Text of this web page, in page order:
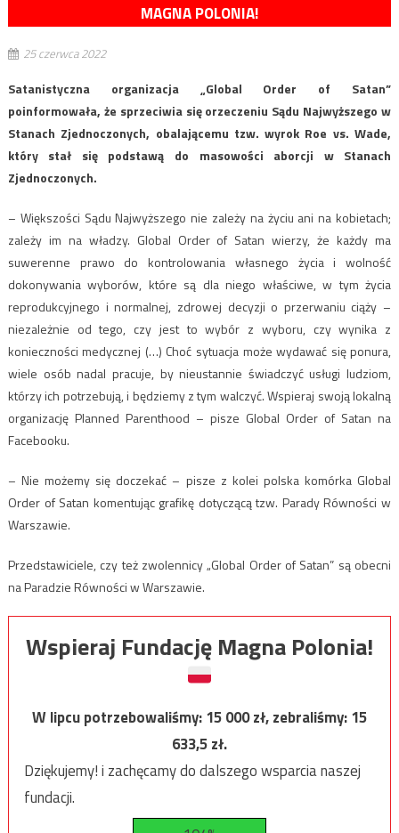
MAGNA POLONIA!
25 czerwca 2022
Satanistyczna organizacja „Global Order of Satan”
poinformowała, że sprzeciwia się orzeczeniu Sądu Najwyższego w
Stanach Zjednoczonych, obalającemu tzw. wyrok Roe vs. Wade,
który stał się podstawą do masowości aborcji w Stanach
Zjednoczonych.
– Większości Sądu Najwyższego nie zależy na życiu ani na kobietach;
zależy im na władzy. Global Order of Satan wierzy, że każdy ma
suwerenne prawo do kontrolowania własnego życia i wolność
dokonywania wyborów, które są dla niego właściwe, w tym życia
reprodukcyjnego i normalnej, zdrowej decyzji o przerwaniu ciąży –
niezależnie od tego, czy jest to wybór z wyboru, czy wynika z
konieczności medycznej (…) Choć sytuacja może wydawać się ponura,
wiele osób nadal pracuje, by nieustannie świadczyć usługi ludziom,
którzy ich potrzebują, i będziemy z tym walczyć. Wspieraj swoją lokalną
organizację Planned Parenthood – pisze Global Order of Satan na
Facebooku.
– Nie możemy się doczekać – pisze z kolei polska komórka Global
Order of Satan komentując grafikę dotyczącą tzw. Parady Równości w
Warszawie.
Przedstawiciele, czy też zwolennicy „Global Order of Satan” są obecni
na Paradzie Równości w Warszawie.
Wspieraj Fundację Magna Polonia!
W lipcu potrzebowaliśmy:15 000zł, zebraliśmy:15
633,5zł.
Dziękujemy! i zachęcamy do dalszego wsparcia naszej
fundacji.